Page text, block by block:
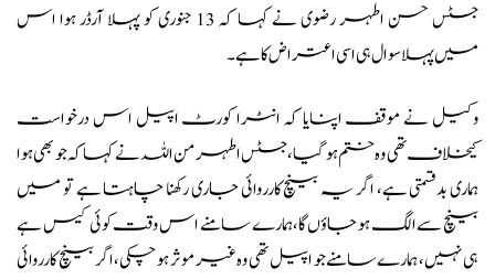
جسٹس حسن اطہر رضوی نے کہا کہ 13 جنوری کو پہلا آرڈر ہوا اس
میں پہلا سوال ہی اسی اعتراض کا ہے۔
وکیل نے موقف اپنایا کہ انٹرا کورٹ اپیل اس درخواست
کیخلاف تھی وہ ختم ہو گیا، جسٹس اطہر من اللہ نے کہا کہ جو بھی ہوا
ہماری بدقسمتی ہے، اگر یہ بینچ کارروائی جاری رکھنا چاہتا ہے تو میں
بینچ سے الگ ہو جاؤں گا، ہمارے سامنے اس وقت کوئی کیس ہے
ہی نہیں، ہمارےسامنے جو اپیل تھی وہ غیر موثر ہو چکی، اگر بینچ کارروائی